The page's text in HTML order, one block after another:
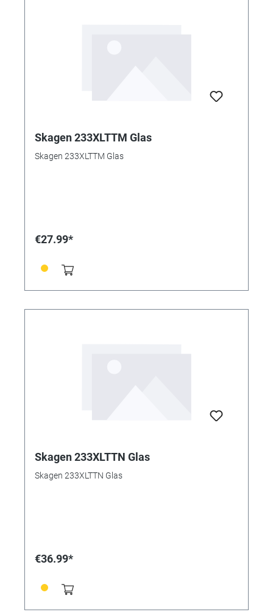
Skagen 233XLTTM Glas
Skagen 233XLTTM Glas
€27.99*
Skagen 233XLTTN Glas
Skagen 233XLTTN Glas
€36.99*